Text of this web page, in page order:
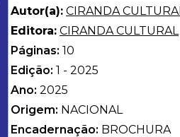
Autor(a): CIRANDA
Editora: CIRANDA CULTURAL
Páginas: 10
Edição: 1 - 2025
Ano: 2025
Origem: NACIONAL
Encadernação: BROCHURA